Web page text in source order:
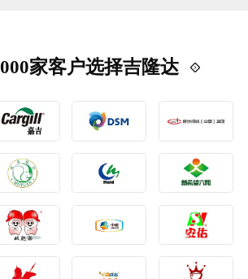
家客户选择吉隆达